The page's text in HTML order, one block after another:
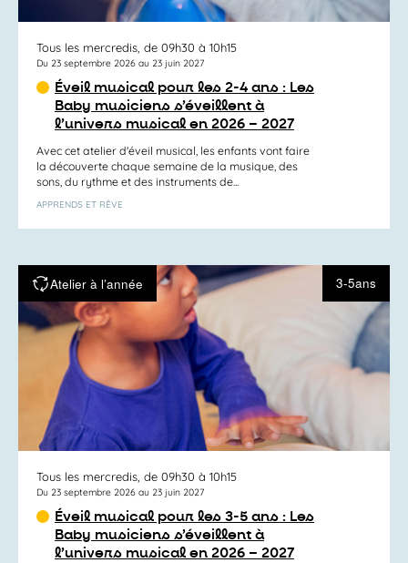
Tous les mercredis, de 09h30 à 10h15
Du 23 septembre 2026 au 23 juin 2027
Éveil musical pour les 2-4 ans : Les
Baby musiciens s’éveillent à
l’univers musical en 2026 – 2027
Avec cet atelier d'éveil musical, les enfants vont faire
la découverte chaque semaine de la musique, des
sons, du rythme et des instruments de...
APPRENDS ET RÊVE
Atelier à l’année 3-5ans
Tous les mercredis, de 09h30 à 10h15
Du 23 septembre 2026 au 23 juin 2027
Éveil musical pour les 3-5 ans : Les
Baby musiciens s’éveillent à
l’univers musical en 2026 – 2027